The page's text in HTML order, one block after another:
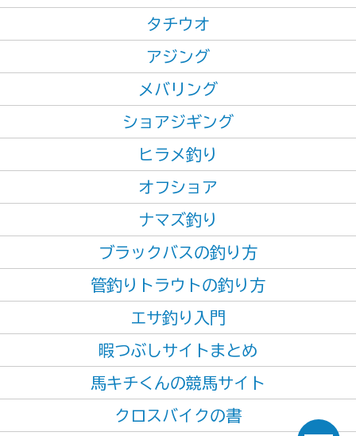
タチウオ
アジング
メバリング
ショアジギング
ヒラメ釣り
オフショア
ナマズ釣り
ブラックバスの釣り方
管釣りトラウトの釣り方
エサ釣り入門
暇つぶしサイトまとめ
馬キチくんの競馬サイト
クロスバイクの書